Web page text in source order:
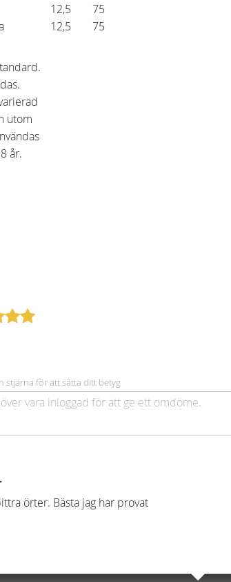
12,5
75
12,5 75
utom
år.
stjärna för att sätta ditt betyg
örter. Bästa jag har provat